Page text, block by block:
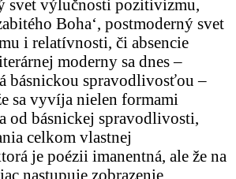
svet výlučnosti pozitivizmu,
Boha‘, postmoderný svet
i relatívnosti, či absencie
moderny sa dnes –
básnickou spravodlivosťou –
sa vyvíja nielen formami
od básnickej spravodlivosti,
celkom vlastnej
je poézii imanentná, ale že na
nastupuje zobrazenie